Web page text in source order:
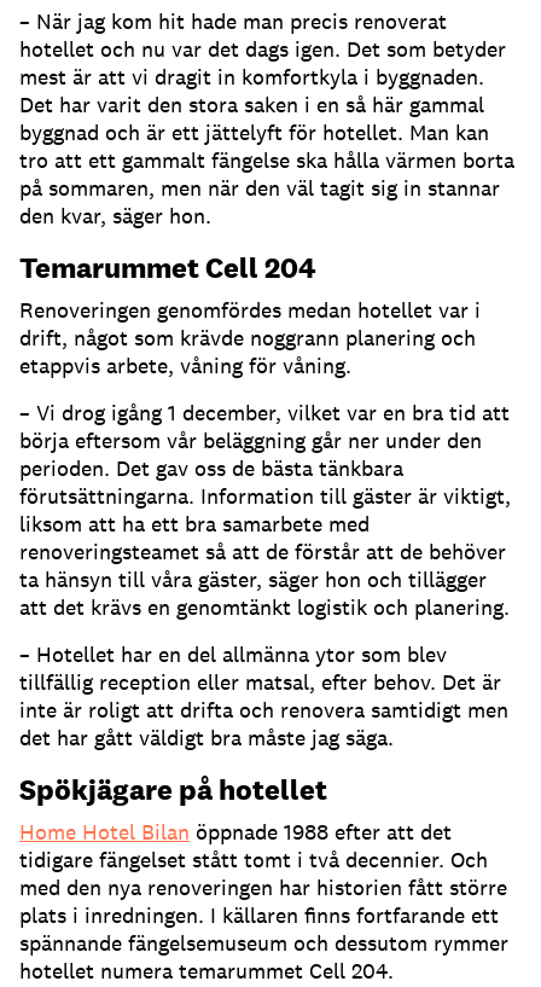
– När jag kom hit hade man precis renoverat
hotellet och nu var det dags igen. Det som betyder
mest är att vi dragit in komfortkyla i byggnaden.
Det har varit den stora saken i en så här gammal
byggnad och är ett jättelyft för hotellet. Man kan
tro att ett gammalt fängelse ska hålla värmen borta
på sommaren, men när den väl tagit sig in stannar
den kvar, säger hon.
Temarummet Cell 204
Renoveringen genomfördes medan hotellet var i
drift, något som krävde noggrann planering och
etappvis arbete, våning för våning.
– Vi drog igång 1 december, vilket var en bra tid att
börja eftersom vår beläggning går ner under den
perioden. Det gav oss de bästa tänkbara
förutsättningarna. Information till gäster är viktigt,
liksom att ha ett bra samarbete med
renoveringsteamet så att de förstår att de behöver
ta hänsyn till våra gäster, säger hon och tillägger
att det krävs en genomtänkt logistik och planering.
– Hotellet har en del allmänna ytor som blev
tillfällig reception eller matsal, efter behov. Det är
inte är roligt att drifta och renovera samtidigt men
det har gått väldigt bra måste jag säga.
Spökjägare på hotellet
Home Hotel Bilan öppnade 1988 efter att det
tidigare fängelset stått tomt i två decennier. Och
med den nya renoveringen har historien fått större
plats i inredningen. I källaren finns fortfarande ett
spännande fängelsemuseum och dessutom rymmer
hotellet numera temarummet Cell 204.